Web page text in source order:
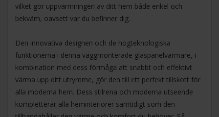
vilket gör uppvärmningen av ditt hem både enkel och
bekväm, oavsett var du befinner dig.
Den innovativa designen och de högteknologiska
funktionerna i denna väggmonterade glaspanelvärmare, i
kombination med dess förmåga att snabbt och effektivt
värma upp ditt utrymme, gör den till ett perfekt tillskott för
alla moderna hem. Dess stilrena och moderna utseende
kompletterar alla heminteriörer samtidigt som den